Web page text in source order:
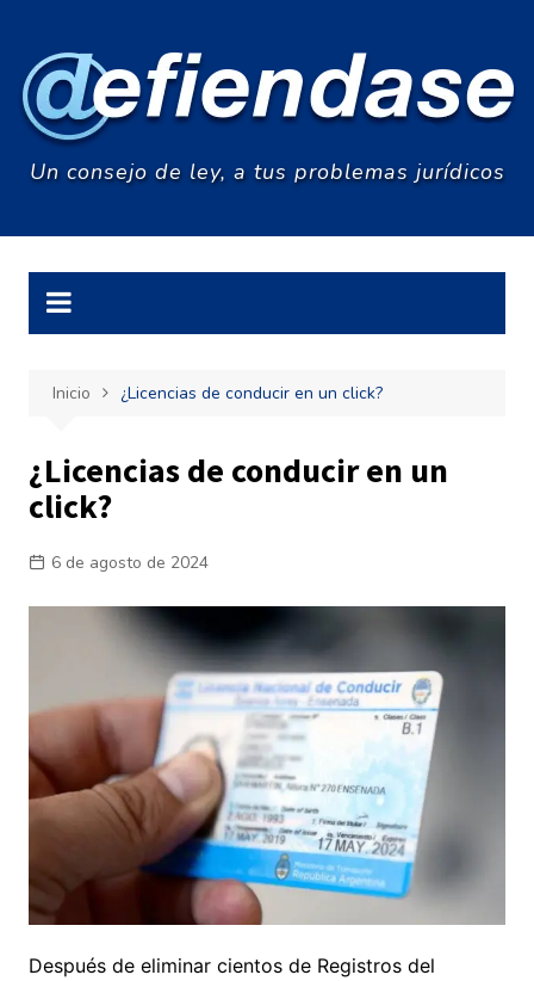
contenido
Un consejo de ley, a tus problemas jurídicos
Inicio ¿Licencias de conducir en un click?
¿Licencias de conducir en un
click?
6 de agosto de 2024
Después de eliminar cientos de Registros del